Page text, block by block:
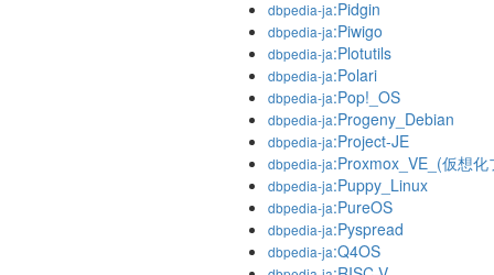
dbpedia-ja:Pidgin
dbpedia-ja:Piwigo
dbpedia-ja:Plotutils
dbpedia-ja:Polari
dbpedia-ja:Pop!_OS
dbpedia-ja:Progeny_Debian
dbpedia-ja:Project-JE
dbpedia-ja:Proxmox_VE_(仮想
dbpedia-ja:Puppy_Linux
dbpedia-ja:PureOS
dbpedia-ja:Pyspread
dbpedia-ja:Q4OS